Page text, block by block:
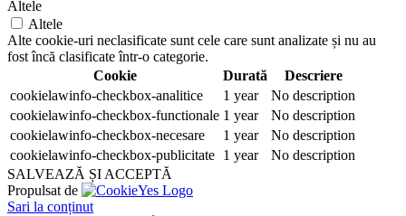
Altele
Altele
Alte cookie-uri neclasificate sunt cele care sunt analizate și nu au
fost încă clasificate într-o categorie.
Cookie
Durată
Descriere
cookielawinfo-checkbox-analitice
1 year
No description
cookielawinfo-checkbox-functionale 1 year
No description
cookielawinfo-checkbox-necesare
1 year
No description
cookielawinfo-checkbox-publicitate 1 year
No description
SALVEAZĂ ȘI ACCEPTĂ
Propulsat de
Sari la conținut